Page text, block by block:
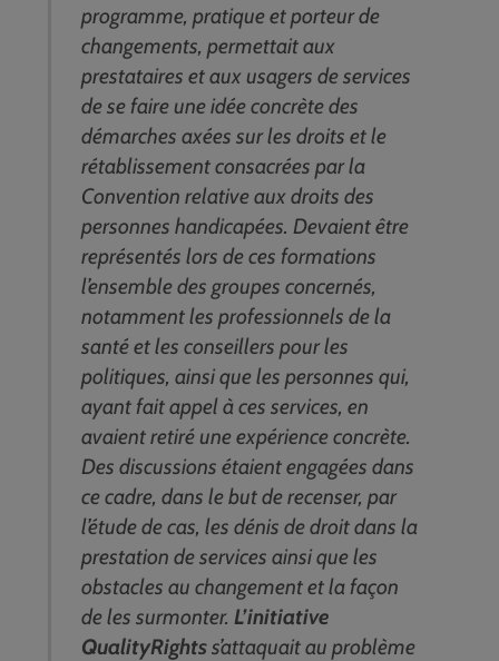
programme, pratique et porteur de
changements, permettait aux
prestataires et aux usagers de services
de se faire une idée concrète des
démarches axées sur les droits et le
rétablissement consacrées par la
Convention relative aux droits des
personnes handicapées. Devaient être
représentés lors de ces formations
l’ensemble des groupes concernés,
notamment les professionnels de la
santé et les conseillers pour les
politiques, ainsi que les personnes qui,
ayant fait appel à ces services, en
avaient retiré une expérience concrète.
Des discussions étaient engagées dans
ce cadre, dans le but de recenser, par
l’étude de cas, les dénis de droit dans la
prestation de services ainsi que les
obstacles au changement et la façon
de les surmonter. L’initiative
QualityRightss’attaquait au problème